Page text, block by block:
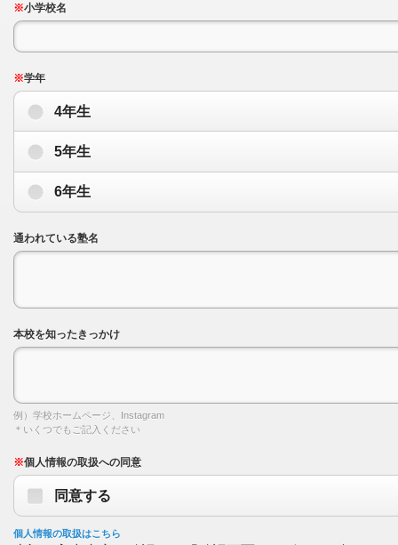
※小学校名
※学年
4年生
5年生
6年生
通われている塾名
本校を知ったきっかけ
例）学校ホームページ、Instagram
＊いくつでもご記入ください
※個人情報の取扱への同意
同意する
個人情報の取扱はこちら